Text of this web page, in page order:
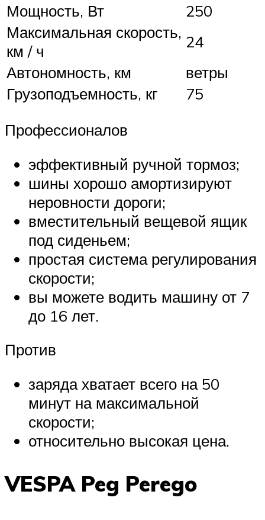
Мощность, Вт
250
Максимальная скорость,
км / ч
24
Автономность, км
ветры
Грузоподъемность, кг
75
Профессионалов
эффективный ручной тормоз;
шины хорошо амортизируют
неровности дороги;
вместительный вещевой ящик
под сиденьем;
простая система регулирования
скорости;
вы можете водить машину от 7
до 16 лет.
Против
заряда хватает всего на 50
минут на максимальной
скорости;
относительно высокая цена.
VESPA Peg Perego